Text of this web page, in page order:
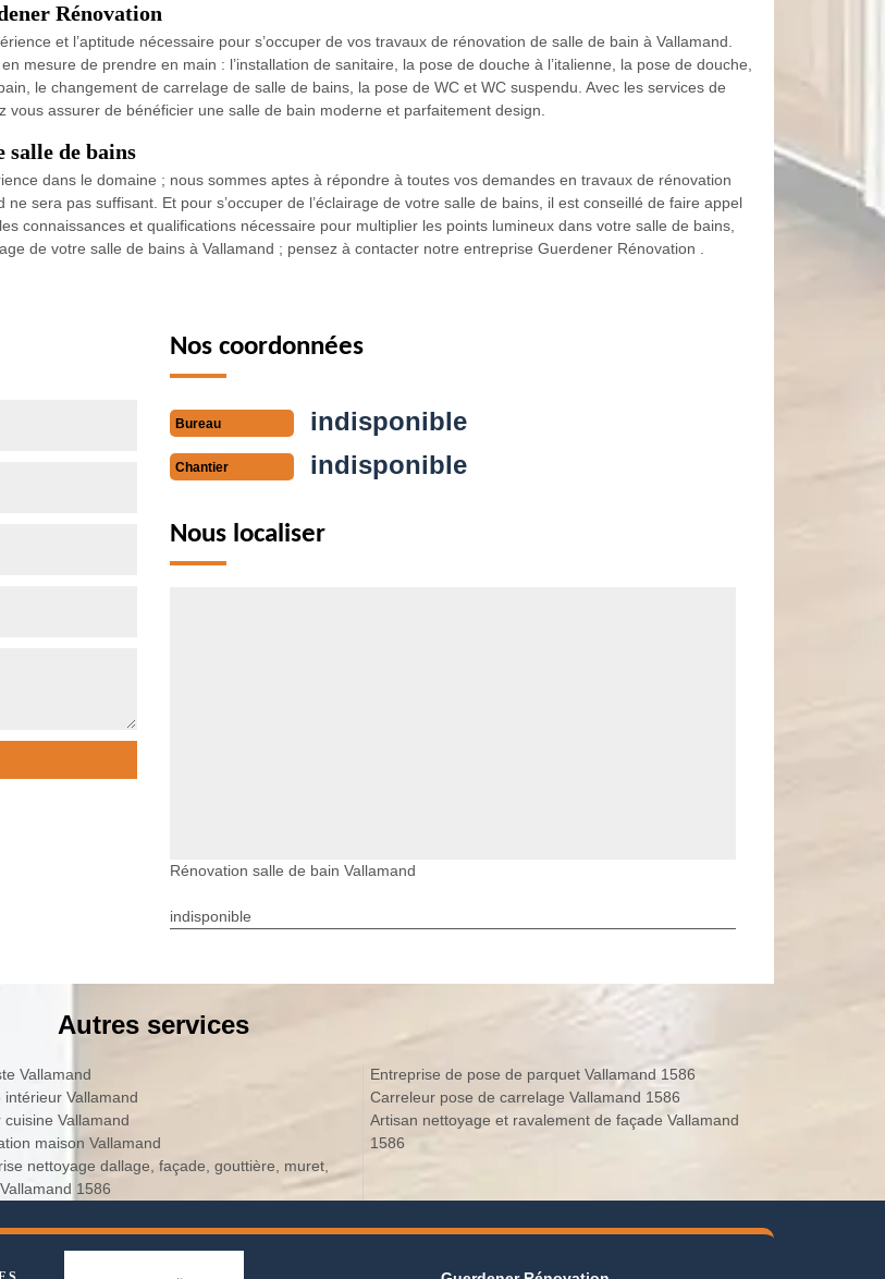
Rénovation
et l’aptitude nécessaire pour s’occuper de vos travaux de rénovation de salle de bain à Vallamand.
mesure de prendre en main : l’installation de sanitaire, la pose de douche à l’italienne, la pose de douche,
le changement de carrelage de salle de bains, la pose de WC et WC suspendu. Avec les services de
assurer de bénéficier une salle de bain moderne et parfaitement design.
salle de bains
dans le domaine ; nous sommes aptes à répondre à toutes vos demandes en travaux de rénovation
sera pas suffisant. Et pour s’occuper de l’éclairage de votre salle de bains, il est conseillé de faire appel
connaissances et qualifications nécessaire pour multiplier les points lumineux dans votre salle de bains,
de votre salle de bains à Vallamand ; pensez à contacter notre entreprise Guerdener Rénovation .
Nos coordonnées
Bureau indisponible
Chantier indisponible
Nous localiser
Rénovation salle de bain Vallamand
indisponible
Autres services
Vallamand
intérieur Vallamand
cuisine Vallamand
maison Vallamand
nettoyage dallage, façade, gouttière, muret,
1586
Entreprise de pose de parquet Vallamand 1586
Carreleur pose de carrelage Vallamand 1586
Artisan nettoyage et ravalement de façade Vallamand
1586